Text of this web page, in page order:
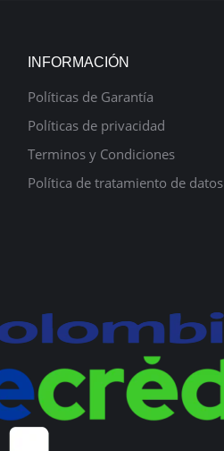
INFORMACIÓN
Políticas de Garantía
Políticas de privacidad
Terminos y Condiciones
Política de tratamiento de datos